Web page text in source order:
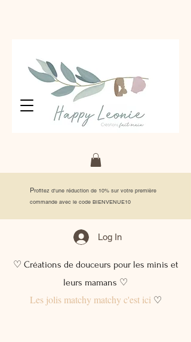
Profitez d'une réduction de 10% sur votre première
commande avec le code BIENVENUE10
Log In
♡ Créations de douceurs pour les minis et
leurs mamans ♡
Les jolis matchy matchy c'est ici♡